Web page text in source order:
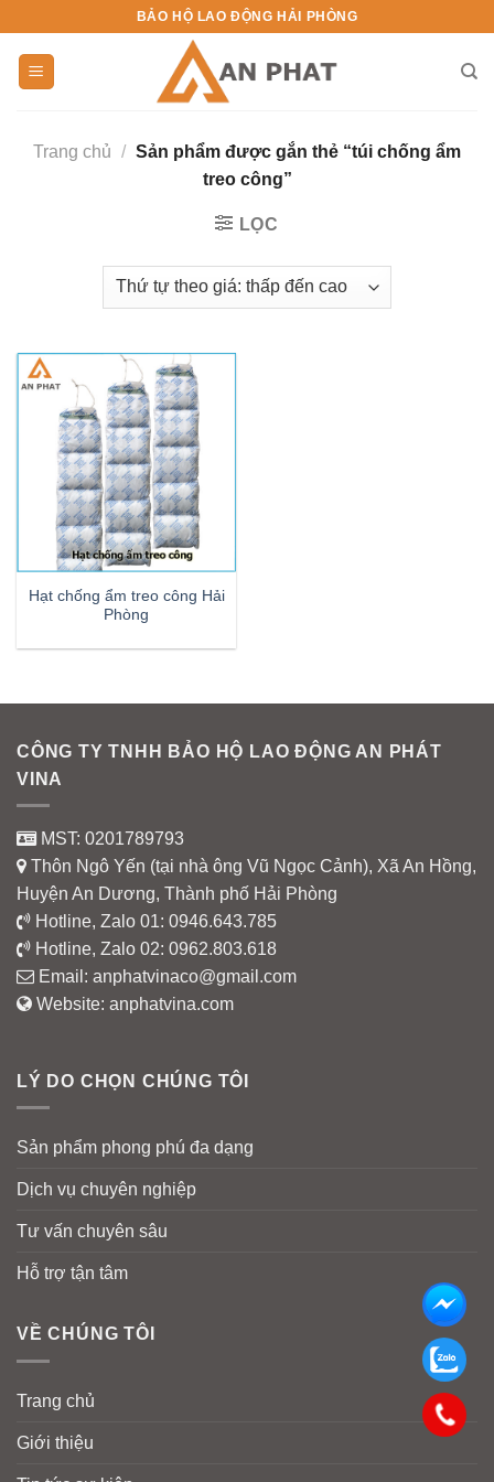
content
BẢO HỘ LAO ĐỘNG HẢI PHÒNG
Trang chủ / Sản phẩm được gắn thẻ “túi chống ẩm
treo công”
LỌC
Hạt chống ẩm treo công Hải
Phòng
CÔNG TY TNHH BẢO HỘ LAO ĐỘNG AN PHÁT
VINA
MST: 0201789793
Thôn Ngô Yến (tại nhà ông Vũ Ngọc Cảnh), Xã An Hồng,
Huyện An Dương, Thành phố Hải Phòng
Hotline, Zalo 01: 0946.643.785
Hotline, Zalo 02: 0962.803.618
Email: anphatvinaco@gmail.com
Website: anphatvina.com
LÝ DO CHỌN CHÚNG TÔI
Sản phẩm phong phú đa dạng
Dịch vụ chuyên nghiệp
Tư vấn chuyên sâu
Hỗ trợ tận tâm
VỀ CHÚNG TÔI
Trang chủ
Giới thiệu